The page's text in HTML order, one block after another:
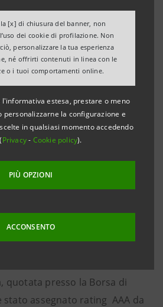
[x] di chiusura del banner, non
dei cookie di profilazione. Non
personalizzare la tua esperienza
né offrirti contenuti in linea con le
o i tuoi comportamenti online.
l'informativa estesa, prestare o meno
personalizzarne la configurazione e
in qualsiasi momento accedendo
Privacy- Cookie policy).
PIÙ OPZIONI
ACCONSENTO
2009– Intesa Sanpaolo ha
di cartolarizzazione di
fondiari residenziali in bonis
tramite il veicolo Adriano
del prudenziale ampliamento
di attivi stanziabili
che era stato annunciato
dell’ 11 novembre 2008.
quotata presso la Borsa di
stato assegnato rating AAA da